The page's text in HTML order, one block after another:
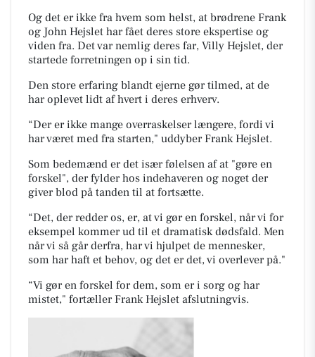
Og det er ikke fra hvem som helst, at brødrene Frank
og John Hejslet har fået deres store ekspertise og
viden fra. Det var nemlig deres far, Villy Hejslet, der
startede forretningen op i sin tid.
Den store erfaring blandt ejerne gør tilmed, at de
har oplevet lidt af hvert i deres erhverv.
“Der er ikke mange overraskelser længere, fordi vi
har været med fra starten," uddyber Frank Hejslet.
Som bedemænd er det især følelsen af at "gøre en
forskel", der fylder hos indehaveren og noget der
giver blod på tanden til at fortsætte.
“Det, der redder os, er, at vi gør en forskel, når vi for
eksempel kommer ud til et dramatisk dødsfald. Men
når vi så går derfra, har vi hjulpet de mennesker,
som har haft et behov, og det er det, vi overlever på."
“Vi gør en forskel for dem, som er i sorg og har
mistet," fortæller Frank Hejslet afslutningvis.